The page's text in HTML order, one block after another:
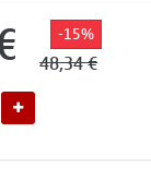
-15%
48,34 €